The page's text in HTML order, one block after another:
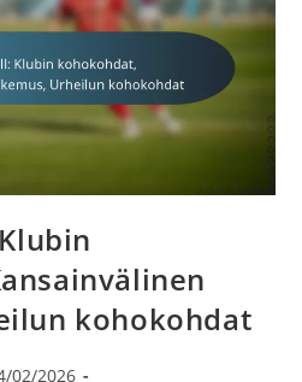
kohokohdat
02/2026